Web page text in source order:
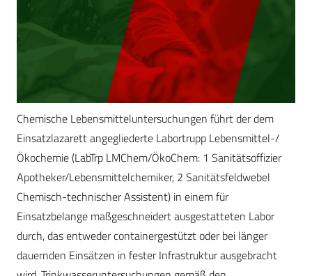
Chemische Lebensmitteluntersuchungen führt der dem
Einsatzlazarett angegliederte Labortrupp Lebensmittel-/
Ökochemie (LabTrp LMChem/ÖkoChem: 1 Sanitätsoffizier
Apotheker/Lebensmittelchemiker, 2 Sanitätsfeldwebel
Chemisch-technischer Assistent) in ­einem für
Einsatzbelange maßgeschneidert ausgestatteten Labor
durch, das entweder containergestützt oder bei länger
dauernden Einsätzen in fester Infrastruktur ausgebracht